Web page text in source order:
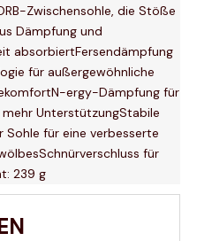
Zwischensohle, die Stöße
Dämpfung und
absorbiertFersendämpfung
für außergewöhnliche
ergy-Dämpfung für
UnterstützungStabile
für eine verbesserte
für
239 g